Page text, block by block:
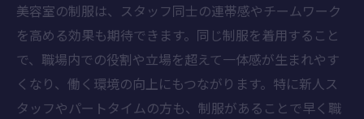
美容室の制服は、スタッフ同士の連帯感やチームワーク
を高める効果も期待できます。同じ制服を着用すること
で、職場内での役割や立場を超えて一体感が生まれやす
くなり、働く環境の向上にもつながります。特に新人ス
タッフやパートタイムの方も、制服があることで早く職